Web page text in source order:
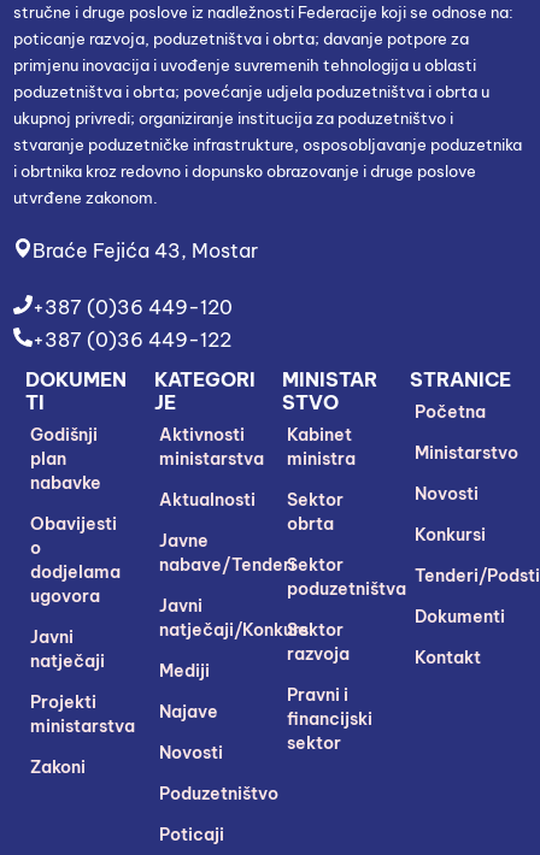
stručne i druge poslove iz nadležnosti Federacije koji se odnose na:
poticanje razvoja, poduzetništva i obrta; davanje potpore za
primjenu inovacija i uvođenje suvremenih tehnologija u oblasti
poduzetništva i obrta; povećanje udjela poduzetništva i obrta u
ukupnoj privredi; organiziranje institucija za poduzetništvo i
stvaranje poduzetničke infrastrukture, osposobljavanje poduzetnika
i obrtnika kroz redovno i dopunsko obrazovanje i druge poslove
utvrđene zakonom.
Braće Fejića 43, Mostar
+387 (0)36 449-120
+387 (0)36 449-122
STRANICE
Početna
Ministarstvo
Novosti
Konkursi
Tenderi/
Dokumenti
Kontakt
MINISTAR
STVO
Kabinet
ministra
Sektor
obrta
Sektor
poduzetništva
Sektor
razvoja
Pravni i
financijski
sektor
KATEGORI
JE
Aktivnosti
ministarstva
Aktualnosti
Javne
nabave/Tenderi
Javni
natječaji/Konkursi
Mediji
Najave
Novosti
Poduzetništvo
Poticaji
DOKUMEN
TI
Godišnji
plan
nabavke
Obavijesti
o
dodjelama
ugovora
Javni
natječaji
Projekti
ministarstva
Zakoni